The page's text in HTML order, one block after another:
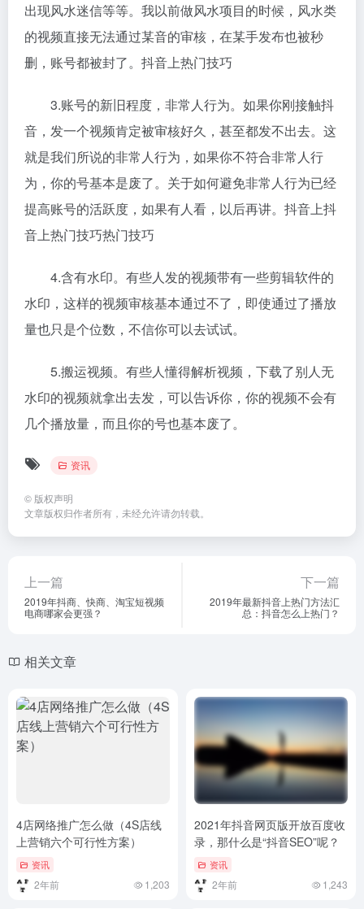
出现风水迷信等等。我以前做风水项目的时候，风水类
的视频直接无法通过某音的审核，在某手发布也被秒
删，账号都被封了。抖音上热门技巧
3.账号的新旧程度，非常人行为。如果你刚接触抖
音，发一个视频肯定被审核好久，甚至都发不出去。这
就是我们所说的非常人行为，如果你不符合非常人行
为，你的号基本是废了。关于如何避免非常人行为已经
提高账号的活跃度，如果有人看，以后再讲。抖音上抖
音上热门技巧热门技巧
4.含有水印。有些人发的视频带有一些剪辑软件的
水印，这样的视频审核基本通过不了，即使通过了播放
量也只是个位数，不信你可以去试试。
5.搬运视频。有些人懂得解析视频，下载了别人无
水印的视频就拿出去发，可以告诉你，你的视频不会有
几个播放量，而且你的号也基本废了。
资讯
© 版权声明
文章版权归作者所有，未经允许请勿转载。
上一篇
2019年抖商、快商、淘宝短视频
电商哪家会更强？
下一篇
2019年最新抖音上热门方法汇
总：抖音怎么上热门？
相关文章
4店网络推广怎么做（4S店线
上营销六个可行性方案）
资讯
2年前 1,203
2021年抖音网页版开放百度收
录，那什么是“抖音SEO”呢？
资讯
2年前 1,243